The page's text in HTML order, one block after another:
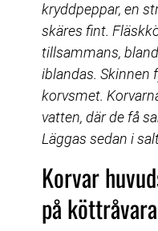
kryddpeppar, en
skäres fint.
tillsammans,
iblandas. Skinnen
korvsmet.
vatten, där de få
Läggas sedan i
Korvar
på köttråvara